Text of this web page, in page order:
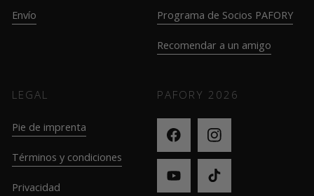
Envío Programa de Socios PAFORY
Recomendar a un amigo
LEGAL
Pie de imprenta
Términos y condiciones
Privacidad
PAFORY 2026